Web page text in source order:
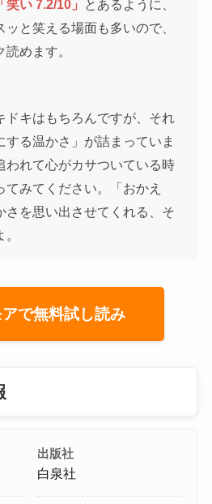
い 7.2/10」
とあるように、
と笑える場面も多いので、
めます。
ドキはもちろんですが、それ
する温かさ」が詰まっていま
われて心がカサついている時
みてください。「おかえ
さを思い出させてくれる、そ
で無料試し読み
出版社
白泉社